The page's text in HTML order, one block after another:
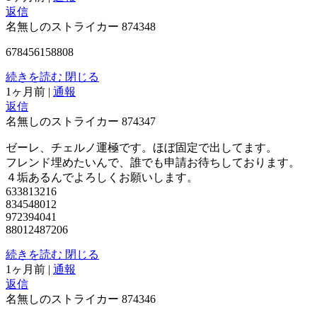
返信
名無しのストライカー 874348
678456158808
続きを読む 閉じる
1ヶ月前 | 通報
返信
名無しのストライカー 874347
ゼーレ、チェルノ運極です。ほぼ固定で出してます。
フレンド埋めたいんで、誰でも申請お待ちしております。
４垢あるんでよろしくお願いします。
633813216
834548012
972394041
88012487206
続きを読む 閉じる
1ヶ月前 | 通報
返信
名無しのストライカー 874346